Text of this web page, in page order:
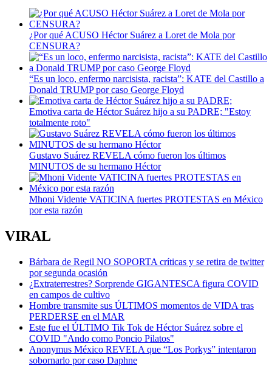
¿Por qué ACUSO Héctor Suárez a Loret de Mola por
CENSURA?
“Es un loco, enfermo narcisista, racista”: KATE del Castillo a
Donald TRUMP por caso George Floyd
Emotiva carta de Héctor Suárez hijo a su PADRE; "Estoy
totalmente roto"
Gustavo Suárez REVELA cómo fueron los últimos
MINUTOS de su hermano Héctor
Mhoni Vidente VATICINA fuertes PROTESTAS en México
por esta razón
VIRAL
Bárbara de Regil NO SOPORTA críticas y se retira de twitter
por segunda ocasión
¿Extraterrestres? Sorprende GIGANTESCA figura COVID
en campos de cultivo
Hombre transmite sus ÚLTIMOS momentos de VIDA tras
PERDERSE en el MAR
Este fue el ÚLTIMO Tik Tok de Héctor Suárez sobre el
COVID "Ando como Poncio Pilatos"
Anonymus México REVELA que “Los Porkys” intentaron
sobornarlo por caso Daphne